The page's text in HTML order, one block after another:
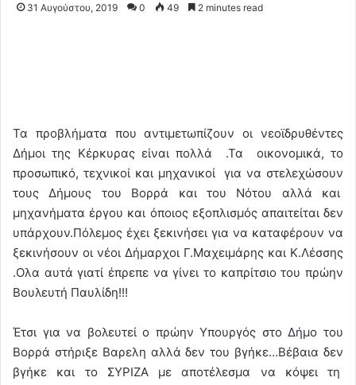
31 Αυγούστου, 2019 0 49 2 minutes read
Τα προβλήματα που αντιμετωπίζουν οι νεοϊδρυθέντες
Δήμοι της Κέρκυρας είναι πολλά .Τα οικονομικά, το
προσωπικό, τεχνικοί και μηχανικοί για να στελεχώσουν
τους Δήμους του Βορρά και του Νότου αλλά και
μηχανήματα έργου και όποιος εξοπλισμός απαιτείται δεν
υπάρχουν.Πόλεμος έχει ξεκινήσει για να καταφέρουν να
ξεκινήσουν οι νέοι Δήμαρχοι Γ.Μαχειμάρης και Κ.Λέσσης
.Ολα αυτά γιατί έπρεπε να γίνει το καπρίτσιο του πρώην
Βουλευτή Παυλίδη!!!
Έτσι για να βολευτεί ο πρώην Υπουργός στο Δήμο του
Βορρά στήριξε Βαρελη αλλά δεν του βγήκε…Βέβαια δεν
βγήκε και το ΣΥΡΙΖΑ με αποτέλεσμα να κόψει τη